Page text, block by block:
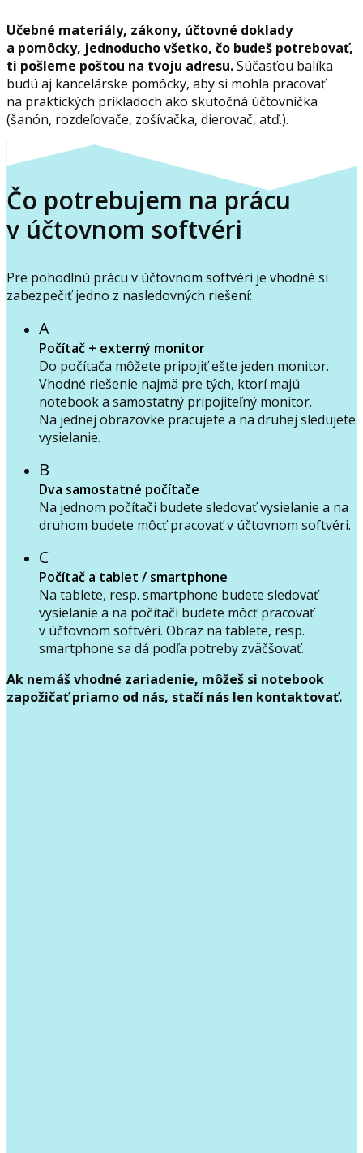
Učebné materiály, zákony, účtovné doklady
a pomôcky, jednoducho všetko, čo budeš potrebovať,
ti pošleme poštou na tvoju adresu.Súčasťou balíka
budú aj kancelárske pomôcky, aby si mohla pracovať
na praktických príkladoch ako skutočná účtovníčka
(šanón, rozdeľovače, zošívačka, dierovač, atď.).
Čo potrebujem na prácu
v účtovnom softvéri
Pre pohodlnú prácu v účtovnom softvéri je vhodné si
zabezpečiť jedno z nasledovných riešení:
A
Počítač + externý monitor
Do počítača môžete pripojiť ešte jeden monitor.
Vhodné riešenie najmä pre tých, ktorí majú
notebook a samostatný pripojiteľný monitor.
Na jednej obrazovke pracujete a na druhej sledujete
vysielanie.
B
Dva samostatné počítače
Na jednom počítači budete sledovať vysielanie a na
druhom budete môcť pracovať v účtovnom softvéri.
C
Počítač a tablet / smartphone
Na tablete, resp. smartphone budete sledovať
vysielanie a na počítači budete môcť pracovať
v účtovnom softvéri. Obraz na tablete, resp.
smartphone sa dá podľa potreby zväčšovať.
Ak nemáš vhodné zariadenie, môžeš si notebook
zapožičať priamo od nás, stačí nás len kontaktovať.